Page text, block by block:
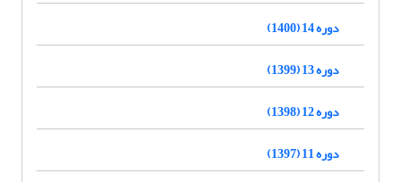
دوره 14 (1400)
دوره 13 (1399)
دوره 12 (1398)
دوره 11 (1397)